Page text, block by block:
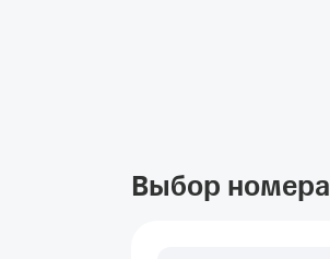
Выбор номера